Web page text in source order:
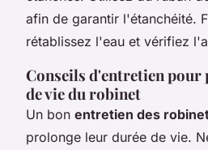
afin de garantir l'étanchéité.
rétablissez l'eau et vérifiez
Conseils d'entretien pour
de vie du robinet
Un bon entretien des
prolonge leur durée de vie.